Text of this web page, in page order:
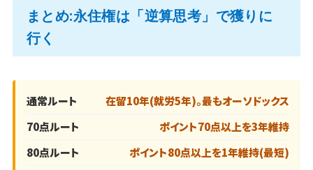
まとめ:永住権は「逆算思考」で獲りに
行く
通常ルート
在留10年(就労5年)。最もオーソドックス
70点ルート
ポイント70点以上を3年維持
80点ルート
ポイント80点以上を1年維持(最短)